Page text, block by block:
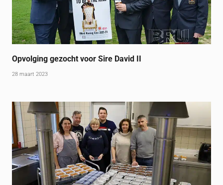
Opvolging gezocht voor Sire David II
28 maart 2023